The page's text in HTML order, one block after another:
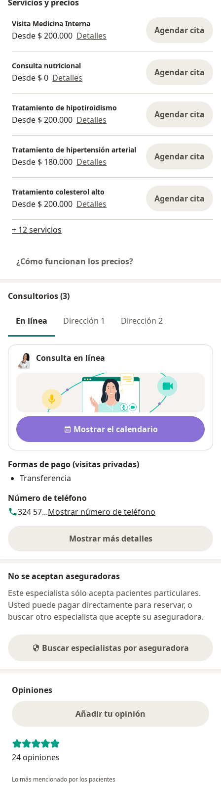
Servicios y precios
Visita Medicina Interna
Desde $ 200.000 Detalles Agendar cita
Consulta nutricional
Desde $ 0 Detalles Agendar cita
Tratamiento de hipotiroidismo
Desde $ 200.000 Detalles Agendar cita
Tratamiento de hipertensión arterial
Desde $ 180.000 Detalles Agendar cita
Tratamiento colesterol alto
Desde $ 200.000 Detalles Agendar cita
+ 12 servicios
¿Cómo funcionan los precios?
Consultorios (3)
En línea Dirección 1 Dirección 2
Consulta en línea
Disponibilidad
Mostrar el calendario
Formas de pago (visitas privadas)
Transferencia
Número de teléfono
324 57...Mostrar número de teléfono
Mostrar más detalles
sobre la dirección
No se aceptan aseguradoras
Este especialista sólo acepta pacientes particulares.
Usted puede pagar directamente para reservar, o
buscar otro especialista que acepte su aseguradora.
Buscar especialistas por aseguradora
Opiniones
Añadir tu opinión
24 opiniones
Lo más mencionado por los pacientes